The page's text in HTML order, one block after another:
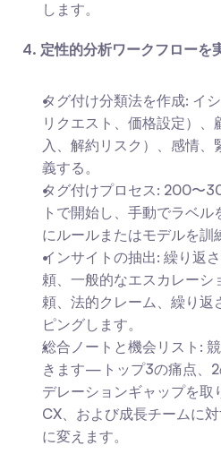
します。
4. 定性的分析ワークフローを
タグ付け分類法を作成: イ
リクエスト、価格設定）
入、解約リスク）、感情、
義する。
タグ付けプロセス: 200〜
トで開始し、手動でラベ
にルールまたはモデルを訓
インサイトの抽出: 繰り返
頼、一般的なエスカレーシ
頼、法的クレーム、繰り返
ピングします。
総合ノートと機会リスト:
きます—トップ3の痛点、2
デレーションギャップを取
CX、および成長チームに
に変えます。